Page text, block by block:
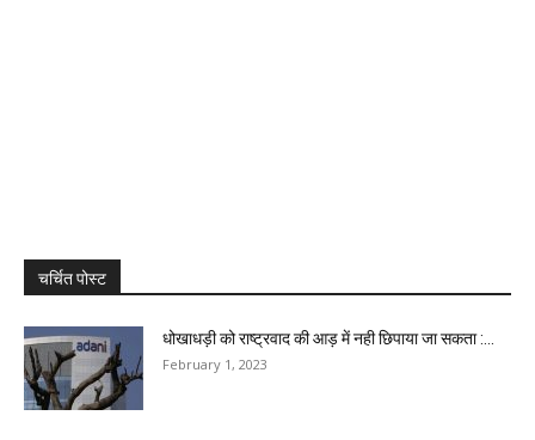
चर्चित पोस्ट
धोखाधड़ी को राष्ट्रवाद की आड़ में नही छिपाया जा सकता :...
February 1, 2023